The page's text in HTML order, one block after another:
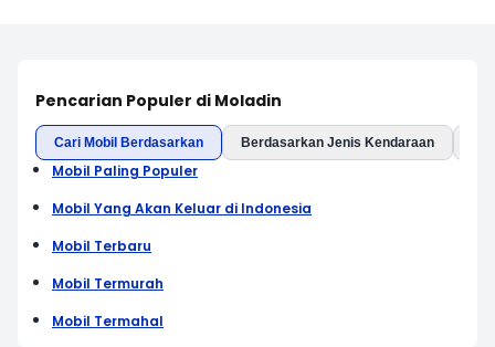
Pencarian Populer di Moladin
Cari Mobil Berdasarkan Berdasarkan Jenis Kendaraan
Mobil Paling Populer
Mobil Yang Akan Keluar di Indonesia
Mobil Terbaru
Mobil Termurah
Mobil Termahal